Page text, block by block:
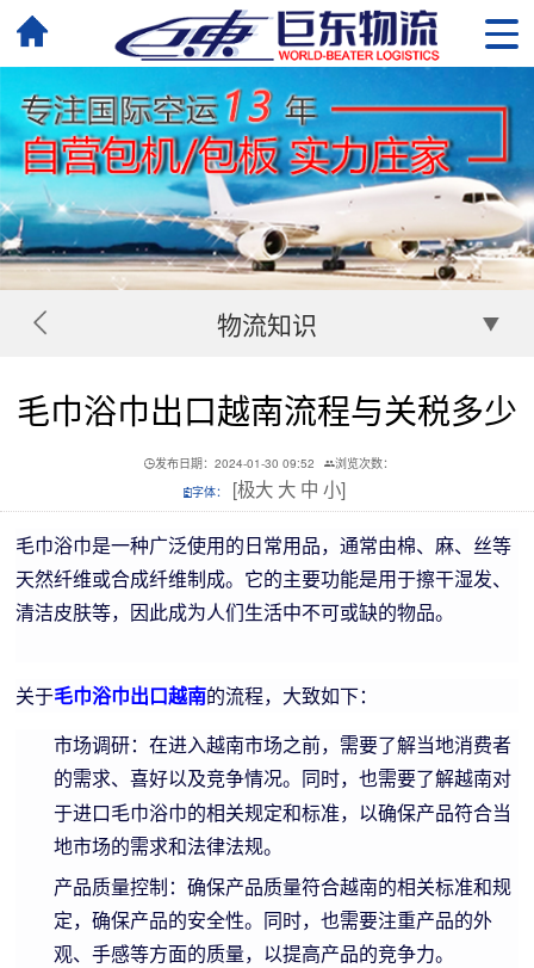
物流知识
毛巾浴巾出口越南流程与关税多少
发布日期：2024-01-30 09:52
浏览次数：
字体：
[极大 大 中 小]
毛巾浴巾是一种广泛使用的日常用品，通常由棉、麻、丝等
天然纤维或合成纤维制成。它的主要功能是用于擦干湿发、
清洁皮肤等，因此成为人们生活中不可或缺的物品。
关于毛巾浴巾出口越南的流程，大致如下：
市场调研：在进入越南市场之前，需要了解当地消费者
的需求、喜好以及竞争情况。同时，也需要了解越南对
于进口毛巾浴巾的相关规定和标准，以确保产品符合当
地市场的需求和法律法规。
产品质量控制：确保产品质量符合越南的相关标准和规
定，确保产品的安全性。同时，也需要注重产品的外
观、手感等方面的质量，以提高产品的竞争力。